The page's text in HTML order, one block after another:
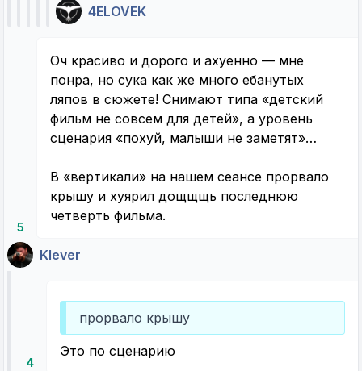
4ELOVEK
5
Оч красиво и дорого и ахуенно — мне
понра, но сука как же много ебанутых
ляпов в сюжете! Снимают типа «детский
фильм не совсем для детей», а уровень
сценария «похуй, малыши не заметят»…
В «вертикали» на нашем сеансе прорвало
крышу и хуярил дощщщь последнюю
четверть фильма.
Klever
4
прорвало крышу
Это по сценарию